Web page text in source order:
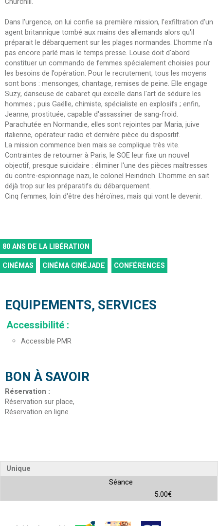
Dans l'urgence, on lui confie sa première mission, l'exfiltration d'un
agent britannique tombé aux mains des allemands alors qu'il
préparait le débarquement sur les plages normandes. L'homme n'a
pas encore parlé mais le temps presse. Louise doit d'abord
constituer un commando de femmes spécialement choisies pour
les besoins de l'opération. Pour le recrutement, tous les moyens
sont bons : mensonges, chantage, remises de peine. Elle engage
Suzy, danseuse de cabaret qui excelle dans l'art de séduire les
hommes ; puis Gaëlle, chimiste, spécialiste en explosifs ; enfin,
Jeanne, prostituée, capable d'assassiner de sang-froid.
Parachutée en Normandie, elles sont rejointes par Maria, juive
italienne, opérateur radio et dernière pièce du dispositif.
La mission commence bien mais se complique très vite.
Contraintes de retourner à Paris, le SOE leur fixe un nouvel
objectif, presque suicidaire : éliminer l'une des pièces maîtresses
du contre-espionnage nazi, le colonel Heindrich. L'homme en sait
déjà trop sur les préparatifs du débarquement.
Cinq femmes, loin d'être des héroïnes, mais qui vont le devenir.
80 ANS DE LA LIBÉRATION
CINÉMAS
CINÉMA CINÉJADE CONFÉRENCES
EQUIPEMENTS, SERVICES
Accessibilité :
Accessible PMR
BON À SAVOIR
Réservation :
Réservation sur place
Réservation en ligne
Unique
Séance
5.00€